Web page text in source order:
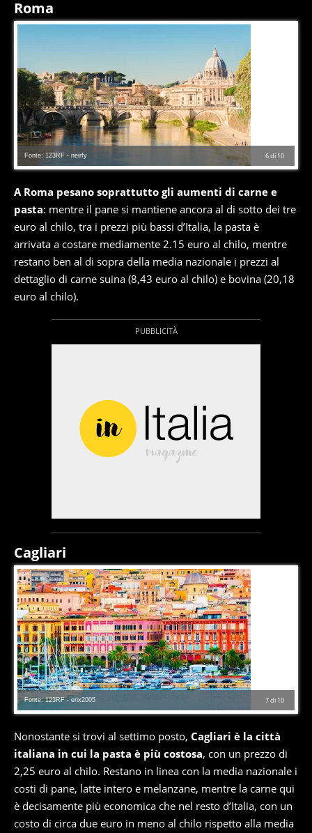
Roma
6di 10
Fonte: 123RF - neirfy
A Roma pesano soprattutto gli aumenti di carne e
pasta: mentre il pane si mantiene ancora al di sotto dei tre
euro al chilo, tra i prezzi più bassi d’Italia, la pasta è
arrivata a costare mediamente 2.15 euro al chilo, mentre
restano ben al di sopra della media nazionale i prezzi al
dettaglio di carne suina (8,43 euro al chilo) e bovina (20,18
euro al chilo).
Cagliari
7di 10
Fonte: 123RF - erix2005
Nonostante si trovi al settimo posto, Cagliari è la città
italiana in cui la pasta è più costosa, con un prezzo di
2,25 euro al chilo. Restano in linea con la media nazionale i
costi di pane, latte intero e melanzane, mentre la carne qui
è decisamente più economica che nel resto d’Italia, con un
costo di circa due euro in meno al chilo rispetto alla media